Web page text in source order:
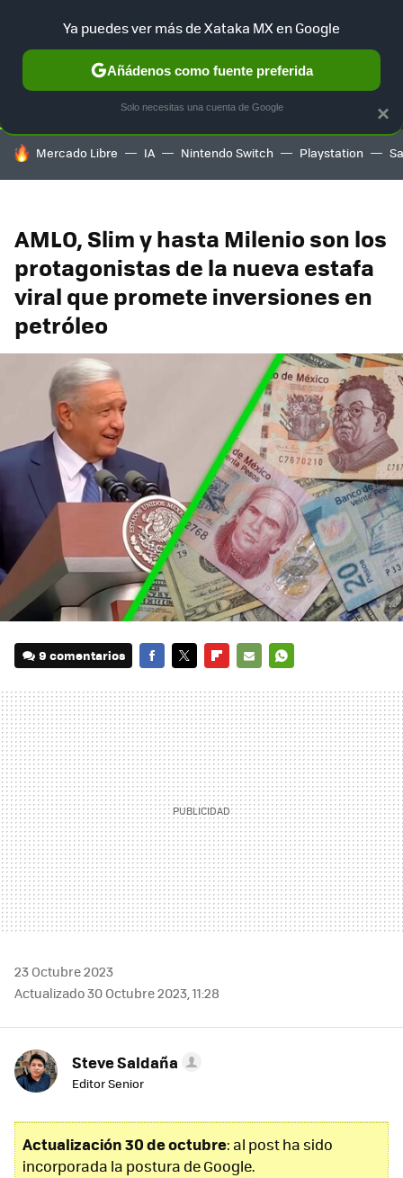
SELECCIÓN GAMING HOME AUTO TERRITORIO
HOY SE HABLA DE
Mercado Libre IA Nintendo Switch Playstation
AMLO, Slim y hasta Milenio son los
protagonistas de la nueva estafa
viral que promete inversiones en
petróleo
9 comentarios
MAIL
23 Octubre 2023
Actualizado 30 Octubre 2023, 11:28
Steve Saldaña
Editor Senior
Actualización 30 de octubre: al post ha sido
incorporada la postura de Google.
×
Ya puedes ver más de Xataka MX en Google
Añádenos como fuente preferida
Solo necesitas una cuenta de Google